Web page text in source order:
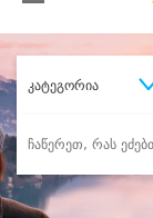
კატეგორია